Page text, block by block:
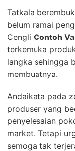
Tatkala
belum ramai
Cengli Contoh
terkemuka
langka sehingga
membuatnya.
Andaikata pada
produser yang
penyelesaian
market. Tetapi
semoga tak